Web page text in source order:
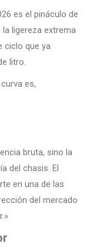
es el pináculo de
ligereza extrema
ciclo que ya
litro.
es,
bruta, sino la
del chasis. El
en una de las
del mercado